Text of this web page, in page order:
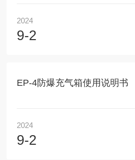
2024
9-2
EP-4防爆充气箱使用说明书
2024
9-2